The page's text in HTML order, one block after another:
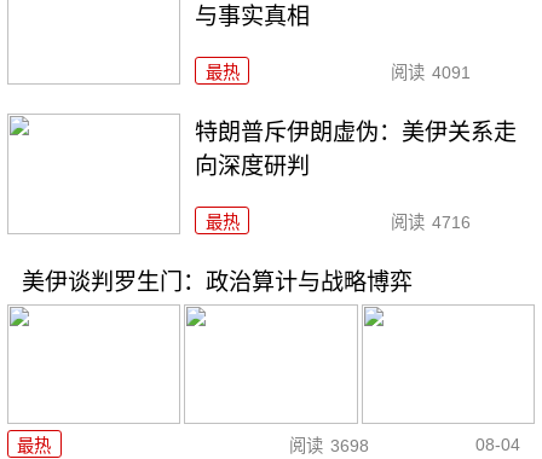
与事实真相
最热 阅读 4091
特朗普斥伊朗虚伪：美伊关系走
向深度研判
最热 阅读 4716
美伊谈判罗生门：政治算计与战略博弈
最热 阅读 3698 08-04